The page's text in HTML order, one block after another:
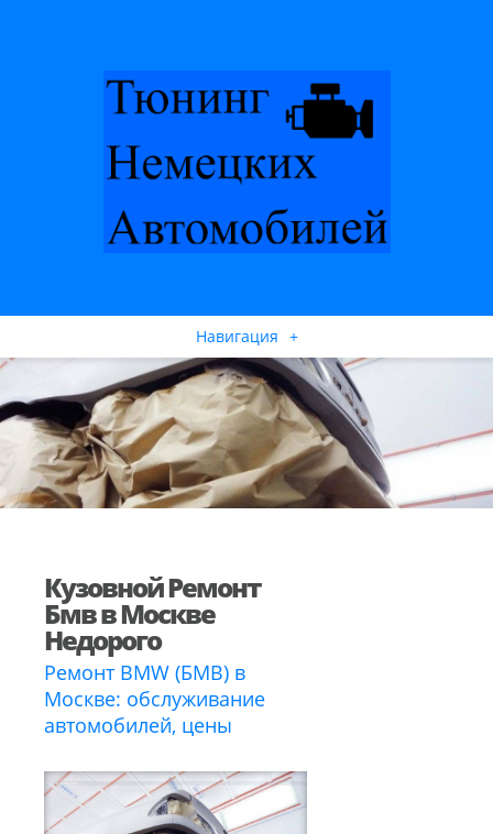
Навигация +
Кузовной Ремонт
Бмв в Москве
Недорого
Ремонт BMW (БМВ) в
Москве: обслуживание
автомобилей, цены